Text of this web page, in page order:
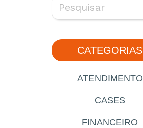
CATEGORIAS
ATENDIMENTO
CASES
FINANCEIRO